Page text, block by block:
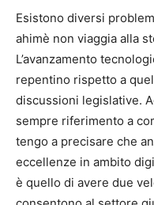
Esistono diversi
ahimè non viaggia alla
L’avanzamento
repentino rispetto a
discussioni legislative.
sempre riferimento a
tengo a precisare che
eccellenze in ambito
è quello di avere due